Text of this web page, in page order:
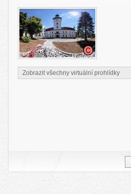
Zobrazit všechny virtuální prohlídky